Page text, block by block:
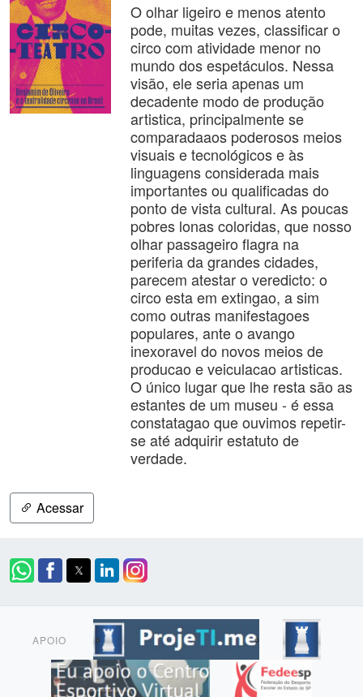
O olhar ligeiro e menos atento
pode, muitas vezes, classificar o
circo com atividade menor no
mundo dos espetáculos. Nessa
visão, ele seria apenas um
decadente modo de produção
artistica, principalmente se
comparadaaos poderosos meios
visuais e tecnológicos e às
linguagens considerada mais
importantes ou qualificadas do
ponto de vista cultural. As poucas
pobres lonas coloridas, que nosso
olhar passageiro flagra na
periferia da grandes cidades,
parecem atestar o veredicto: o
circo esta em extingao, a sim
como outras manifestagoes
populares, ante o avango
inexoravel do novos meios de
producao e veiculacao artisticas.
O único lugar que lhe resta são as
estantes de um museu - é essa
constatagao que ouvimos repetir-
se até adquirir estatuto de
verdade.
Acessar
APOIO